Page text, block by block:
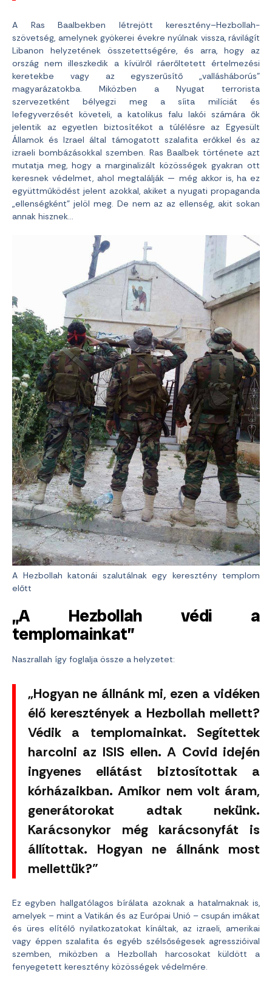
A Ras Baalbekben létrejött keresztény–Hezbollah-
szövetség, amelynek gyökerei évekre nyúlnak vissza, rávilágít
Libanon helyzetének összetettségére, és arra, hogy az
ország nem illeszkedik a kívülről ráerőltetett értelmezési
keretekbe vagy az egyszerűsítő „vallásháborús”
magyarázatokba. Miközben a Nyugat terrorista
szervezetként bélyegzi meg a síita milíciát és
lefegyverzését követeli, a katolikus falu lakói számára ők
jelentik az egyetlen biztosítékot a túlélésre az Egyesült
Államok és Izrael által támogatott szalafita erőkkel és az
izraeli bombázásokkal szemben. Ras Baalbek története azt
mutatja meg, hogy a marginalizált közösségek gyakran ott
keresnek védelmet, ahol megtalálják — még akkor is, ha ez
együttműködést jelent azokkal, akiket a nyugati propaganda
„ellenségként” jelöl meg. De nem az az ellenség, akit sokan
annak hisznek…
A Hezbollah katonái szalutálnak egy keresztény templom
előtt
„A Hezbollah védi a
templomainkat”
Naszrallah így foglalja össze a helyzetet:
„Hogyan ne állnánk mi, ezen a vidéken
élő keresztények a Hezbollah mellett?
Védik a templomainkat. Segítettek
harcolni az ISIS ellen. A Covid idején
ingyenes ellátást biztosítottak a
kórházaikban. Amikor nem volt áram,
generátorokat adtak nekünk.
Karácsonykor még karácsonyfát is
állítottak. Hogyan ne állnánk most
mellettük?”
Ez egyben hallgatólagos bírálata azoknak a hatalmaknak is,
amelyek – mint a Vatikán és az Európai Unió – csupán imákat
és üres elítélő nyilatkozatokat kínáltak, az izraeli, amerikai
vagy éppen szalafita és egyéb szélsőségesek agresszióival
szemben, miközben a Hezbollah harcosokat küldött a
fenyegetett keresztény közösségek védelmére.